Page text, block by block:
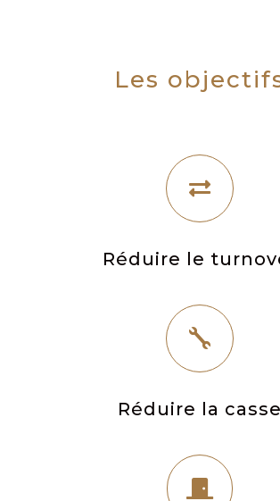
Les

Réduire le

Réduire la casse
